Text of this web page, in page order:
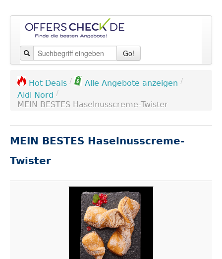
Go!
Hot Deals / Alle Angebote anzeigen /
Aldi Nord /
MEIN BESTES Haselnusscreme-Twister
MEIN BESTES Haselnusscreme-
Twister